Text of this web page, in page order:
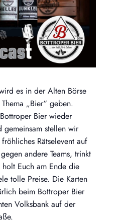
es in der Alten Börse
„Bier“ geben.
Bier wieder
gemeinsam stellen wir
Rätselevent auf
andere Teams, trinkt
Euch am Ende die
tolle Preise. Die Karten
beim Bottroper Bier
Volksbank auf der